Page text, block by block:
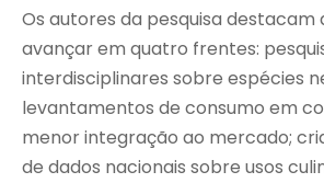
Os autores da pesquisa
avançar em quatro frentes:
interdisciplinares sobre espécies
levantamentos de consumo em
menor integração ao mercado;
de dados nacionais sobre usos